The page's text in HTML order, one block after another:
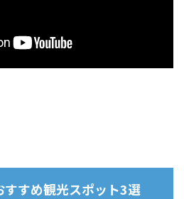
すすめ観光スポット3選